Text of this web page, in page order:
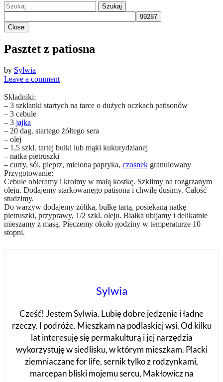
Szukaj
Close
Pasztet z patiosna
by Sylwia
Leave a comment
Składniki:
– 3 szklanki startych na tarce o dużych oczkach patisonów
– 3 cebule
– 3 jajka
– 20 dag. startego żółtego sera
– olej
– 1,5 szkl. tartej bułki lub mąki kukurydzianej
– natka pietruszki
– curry, sól, pieprz, mielona papryka, czosnek granulowany
Przygotowanie:
Cebule obieramy i kroimy w małą kostkę. Szklimy na rozgrzanym
oleju. Dodajemy starkowanego patisona i chwilę dusimy. Całość
studzimy.
Do warzyw dodajemy żółtka, bułkę tartą, posiekaną natkę
pietruszki, przyprawy, 1/2 szkl. oleju. Białka ubijamy i delikatnie
mieszamy z masą. Pieczemy około godziny w temperaturze 10
stopni.
Sylwia
Cześć! Jestem Sylwia. Lubię dobre jedzenie i ładne
rzeczy. I podróże. Mieszkam na podlaskiej wsi. Od kilku
lat interesuję się permakulturą i jej narzędzia
wykorzystuję w siedlisku, w którym mieszkam. Placki
ziemniaczane for life, sernik tylko z rodzynkami,
marcepan bliski mojemu sercu, Makłowicz na